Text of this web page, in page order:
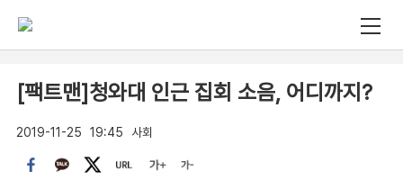
[팩트맨]청와대 인근 집회 소음, 어디까지?
2019-11-25 19:45 사회